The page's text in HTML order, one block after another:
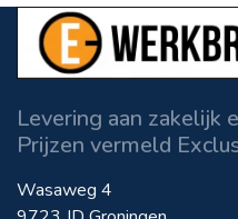
Levering aan zakelijk
Prijzen vermeld
Wasaweg 4